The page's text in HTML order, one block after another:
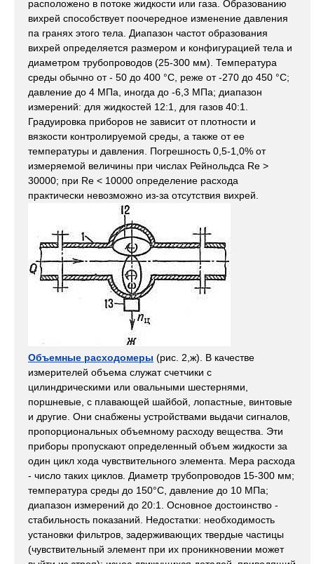
расположено в потоке жидкости или газа. Образованию
вихрей способствует поочередное изменение давления
па гранях этого тела. Диапазон частот образования
вихрей определяется размером и конфигурацией тела и
диаметром трубопроводов (25-300 мм). Температура
среды обычно от - 50 до 400 °С, реже от -270 до 450 °С;
давление до 4 МПа, иногда до -6,3 МПа; диапазон
измерений: для жидкостей 12:1, для газов 40:1.
Градуировка приборов не зависит от плотности и
вязкости контролируемой среды, а также от ее
температуры и давления. Погрешность 0,5-1,0% от
измеряемой величины при числах Рейнольдса Re >
30000; при Re < 10000 определение расхода
практически невозможно из-за отсутствия вихрей.
Объемные расходомеры (рис. 2,ж). В качестве
измерителей объема служат счетчики с
цилиндрическими или овальными шестернями,
поршневые, с плавающей шайбой, лопастные, винтовые
и другие. Они снабжены устройствами выдачи сигналов,
пропорциональных объемному расходу вещества. Эти
приборы пропускают определенный объем жидкости за
один цикл хода чувствительного элемента. Мера расхода
- число таких циклов. Диаметр трубопроводов 15-300 мм;
температура среды до 150°С, давление до 10 МПа;
диапазон измерений до 20:1. Основное достоинство -
стабильность показаний. Недостатки: необходимость
установки фильтров, задерживающих твердые частицы
(чувствительный элемент при их проникновении может